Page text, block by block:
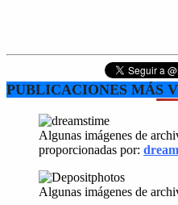
PUBLICACIONES MÁS
Algunas imágenes de
proporcionadas por:
Algunas imágenes de